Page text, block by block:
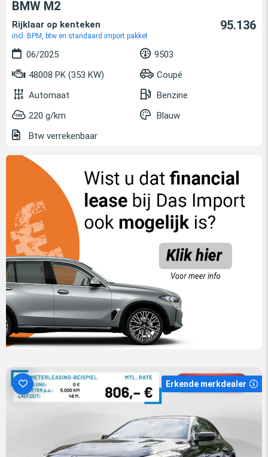
BMW M2
Rijklaar op kenteken
incl. BPM, btw en standaard import pakket
95.136
06/2025
9503
48008 PK (353 KW)
Coupé
Automaat
Benzine
220 g/km
Blauw
Btw verrekenbaar
Erkende merkdealer